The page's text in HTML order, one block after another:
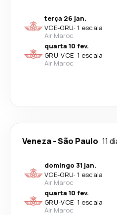
terça 26 jan.
VCE-GRU· 1 escala
Air Maroc
quarta 10 fev.
GRU-VCE· 1 escala
Air Maroc
Veneza-São Paulo 11
domingo 31 jan.
VCE-GRU· 1 escala
Air Maroc
quarta 10 fev.
GRU-VCE· 1 escala
Air Maroc